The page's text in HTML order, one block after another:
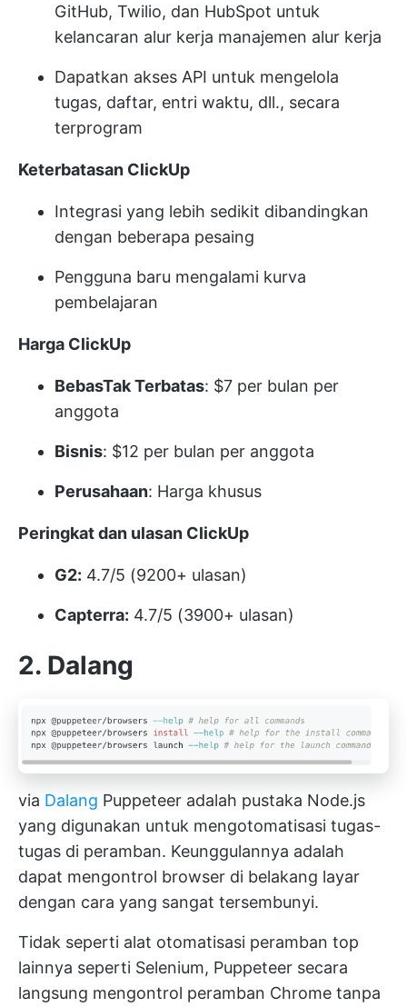
GitHub, Twilio, dan HubSpot untuk
kelancaran alur kerja manajemen alur kerja
Dapatkan akses API untuk mengelola
tugas, daftar, entri waktu, dll., secara
terprogram
Keterbatasan ClickUp
Integrasi yang lebih sedikit dibandingkan
dengan beberapa pesaing
Pengguna baru mengalami kurva
pembelajaran
Harga ClickUp
BebasTak Terbatas: $7 per bulan per
anggota
Bisnis: $12 per bulan per anggota
Perusahaan: Harga khusus
Peringkat dan ulasan ClickUp
G2: 4.7/5 (9200+ ulasan)
Capterra: 4.7/5 (3900+ ulasan)
2. Dalang
via Dalang Puppeteer adalah pustaka Node.js
yang digunakan untuk mengotomatisasi tugas-
tugas di peramban. Keunggulannya adalah
dapat mengontrol browser di belakang layar
dengan cara yang sangat tersembunyi.
Tidak seperti alat otomatisasi peramban top
lainnya seperti Selenium, Puppeteer secara
langsung mengontrol peramban Chrome tanpa